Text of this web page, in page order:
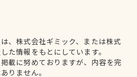
、株式会社ギミック、または株式
た情報をもとにしています。
載に努めておりますが、内容を完
りません。